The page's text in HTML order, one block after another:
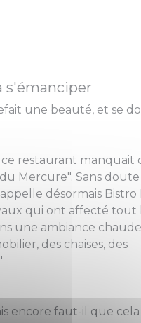
s'émanciper
une beauté, et se
restaurant manquait
Mercure". Sans
désormais Bistro
qui ont affecté tout
une ambiance
des chaises, des
encore faut-il que cela